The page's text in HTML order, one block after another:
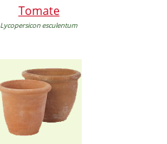
Tomate
Lycopersicon esculentum